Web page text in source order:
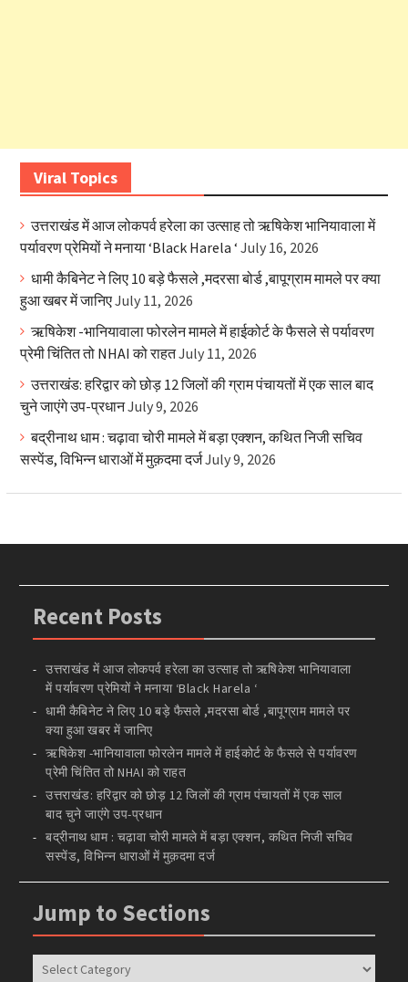
Viral Topics
उत्तराखंड में आज लोकपर्व हरेला का उत्साह तो ऋषिकेश भानियावाला में
पर्यावरण प्रेमियों ने मनाया ‘Black Harela ‘ July 16, 2026
धामी कैबिनेट ने लिए 10 बड़े फैसले ,मदरसा बोर्ड ,बापूग्राम मामले पर क्या
हुआ खबर में जानिएJuly 11, 2026
ऋषिकेश -भानियावाला फोरलेन मामले में हाईकोर्ट के फैसले से पर्यावरण
प्रेमी चिंतित तो NHAI को राहतJuly 11, 2026
उत्तराखंड: हरिद्वार को छोड़ 12 जिलों की ग्राम पंचायतों में एक साल बाद
चुने जाएंगे उप-प्रधानJuly 9, 2026
बद्रीनाथ धाम : चढ़ावा चोरी मामले में बड़ा एक्शन, कथित निजी सचिव
सस्पेंड, विभिन्न धाराओं में मुक़दमा दर्जJuly 9, 2026
Recent Posts
उत्तराखंड में आज लोकपर्व हरेला का उत्साह तो ऋषिकेश भानियावाला
में पर्यावरण प्रेमियों ने मनाया ‘Black Harela ‘
धामी कैबिनेट ने लिए 10 बड़े फैसले ,मदरसा बोर्ड ,बापूग्राम मामले पर
क्या हुआ खबर में जानिए
ऋषिकेश -भानियावाला फोरलेन मामले में हाईकोर्ट के फैसले से पर्यावरण
प्रेमी चिंतित तो NHAI को राहत
उत्तराखंड: हरिद्वार को छोड़ 12 जिलों की ग्राम पंचायतों में एक साल
बाद चुने जाएंगे उप-प्रधान
बद्रीनाथ धाम : चढ़ावा चोरी मामले में बड़ा एक्शन, कथित निजी सचिव
सस्पेंड, विभिन्न धाराओं में मुक़दमा दर्ज
Jump to Sections
Jump